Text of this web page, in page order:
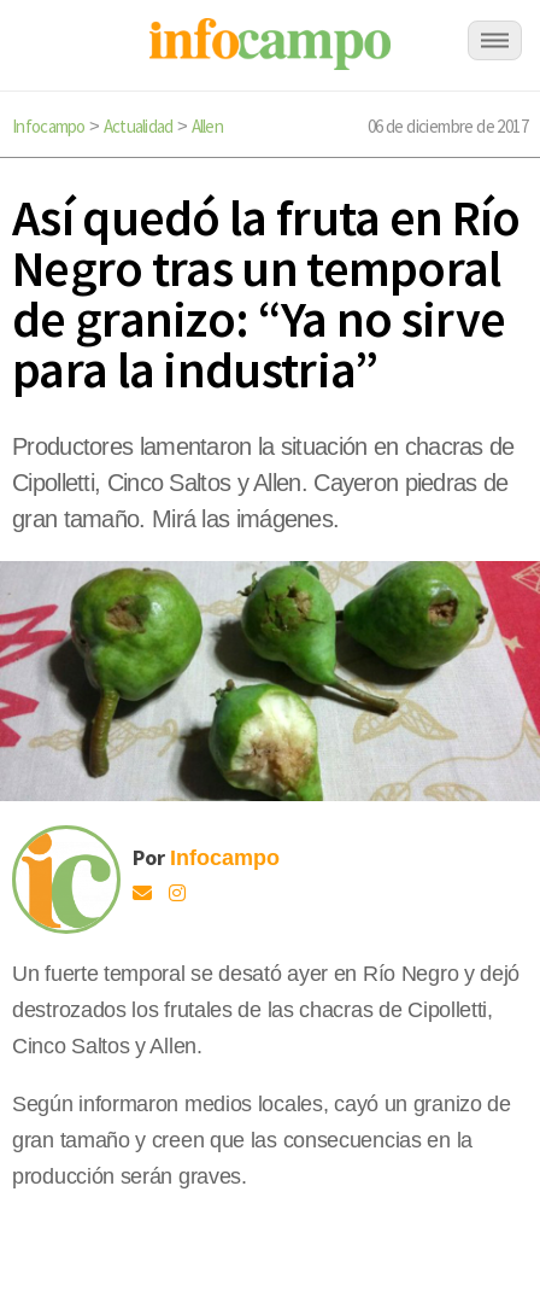
Infocampo > Actualidad > Allen 06 de diciembre de 2017
Así quedó la fruta en Río
Negro tras un temporal
de granizo: “Ya no sirve
para la industria”
Productores lamentaron la situación en chacras de
Cipolletti, Cinco Saltos y Allen. Cayeron piedras de
gran tamaño. Mirá las imágenes.
Por Infocampo
Un fuerte temporal se desató ayer en Río Negro y dejó
destrozados los frutales de las chacras de Cipolletti,
Cinco Saltos y Allen.
Según informaron medios locales, cayó un granizo de
gran tamaño y creen que las consecuencias en la
producción serán graves.